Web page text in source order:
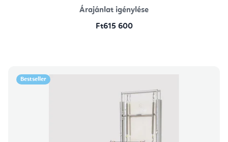
Árajánlat igénylése
Ft615 600
Bestseller